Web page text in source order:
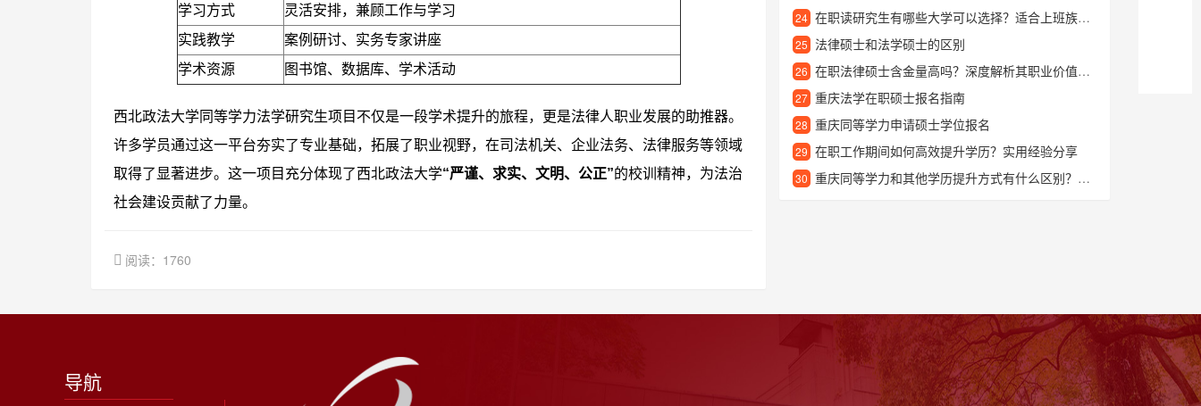
学习方式
灵活安排，兼顾工作与学习
实践教学
案例研讨、实务专家讲座
学术资源
图书馆、数据库、学术活动
西北政法大学同等学力法学研究生项目不仅是一段学术提升的旅程，更是法律人职业发展的助推器。
许多学员通过这一平台夯实了专业基础，拓展了职业视野，在司法机关、企业法务、法律服务等领域
取得了显著进步。这一项目充分体现了西北政法大学“严谨、求实、文明、公正”的校训精神，为法治
社会建设贡献了力量。
阅读：1760
24 在职读研究生有哪些大学可以选择？适合上班族的在职研究生院校推荐
25 法律硕士和法学硕士的区别
26 在职法律硕士含金量高吗？深度解析其职业价值与认可度
27 重庆法学在职硕士报名指南
28 重庆同等学力申请硕士学位报名
29 在职工作期间如何高效提升学历？实用经验分享
30 重庆同等学力和其他学历提升方式有什么区别？一篇文章讲清楚
导航